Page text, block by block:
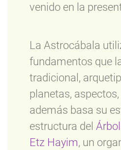
venido en la
La Astrocábala
fundamentos que
tradicional,
planetas,
además basa su
estructura del
Etz Hayim, un